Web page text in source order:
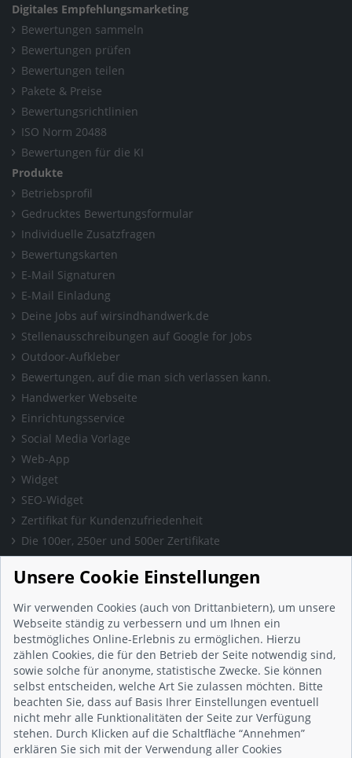
Digitales Empfehlungsmarketing
Bewertungen sammeln
Bewertungen prüfen
Bewertungen teilen
Pakete & Preise
Bewertungsrichtlinien
ISO Norm 20488
Bewertungen für die KI
Produkte
Betriebsprofil
Gedrucktes Bewertungsformular
Individuelle Zusatzfragen
Bewertungskarten
E-Mail Signaturen
E-Mail Einladung
Deine Jobs auf wirsindhandwerk.de
Stellenausschreibungen auf Google for Jobs
Outdoor-Aufkleber
Bewertungen, auf die man sich verlassen kann.
Handwerker Webseite
Einrichtungsservice
Social Media Vorlage
Web-App
Widget
SEO-Widget
Zertifikat für Kundenzufriedenheit
Die 100er, 250er und 500er Zertifikate
Presse & Wissen
Presse und Informationen
Blog
Häufig gestellte Fragen (FAQ)
Studie: Digitalisierungsbarometer
Initiative gegen Fake-Bewertungen
Kunden Informationen
Beratungsgespräch vereinbaren
Impressum
Datenschutz
Unsere Cookie Einstellungen
Wir verwenden Cookies (auch von Drittanbietern), um unsere
Webseite ständig zu verbessern und um Ihnen ein
bestmögliches Online-Erlebnis zu ermöglichen. Hierzu
zählen Cookies, die für den Betrieb der Seite notwendig sind,
sowie solche für anonyme, statistische Zwecke. Sie können
selbst entscheiden, welche Art Sie zulassen möchten. Bitte
beachten Sie, dass auf Basis Ihrer Einstellungen eventuell
nicht mehr alle Funktionalitäten der Seite zur Verfügung
stehen. Durch Klicken auf die Schaltfläche “Annehmen”
erklären Sie sich mit der Verwendung aller Cookies